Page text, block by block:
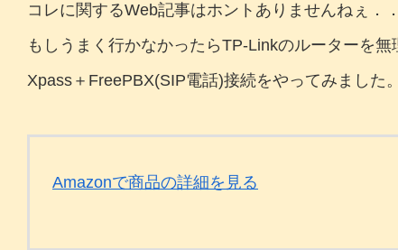
コレに関するWeb記事はホントありませんねぇ．．
もしうまく行かなかったらTP-Linkのルーターを無
Xpass＋FreePBX(SIP電話)接続をやってみました。
Amazonで商品の詳細を見る